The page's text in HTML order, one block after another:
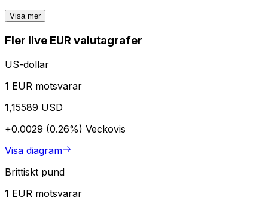
Visa mer
Fler live EUR valutagrafer
US-dollar
1 EUR motsvarar
1,15589 USD
+0.0029 (0.26%) Veckovis
Visa diagram
Brittiskt pund
1 EUR motsvarar